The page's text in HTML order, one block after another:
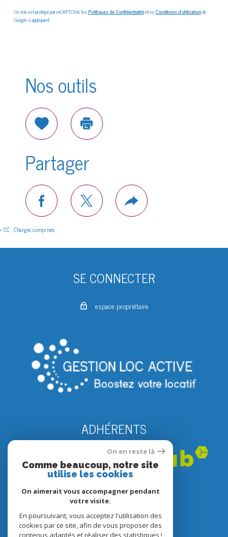
Ce site est protégé par reCAPTCHA, lesPolitiques de Confidentialitéet esConditions d'utilisationde
Google s'appliquent.
Nos outils
SélectionnerImprimer
Partager
facebooktwitter Plus
de
* CC : Charges comprises
SE CONNECTER
espace propriétaire
ADHÉRENTS
© 2022
Tous droits réservés
On en reste là
Comme beaucoup, notre site
utilise les cookies
On aimerait vous accompagner pendant
votre visite.
En poursuivant, vous acceptez l'utilisation des
cookies par ce site, afin de vous proposer des
contenus adaptés et réaliser des statistiques !